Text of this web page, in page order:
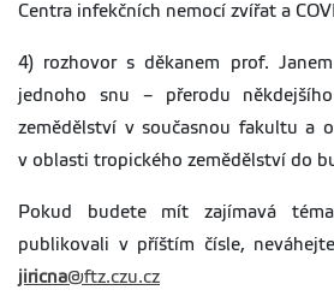
Centra infekčních nemocí zvířat a
4) rozhovor s děkanem prof.
jednoho snu – přerodu
zemědělství v současnou fakultu a
v oblasti tropického zemědělství do
Pokud budete mít zajímavá
publikovali v příštím čísle,
jiricna@ftz.czu.cz